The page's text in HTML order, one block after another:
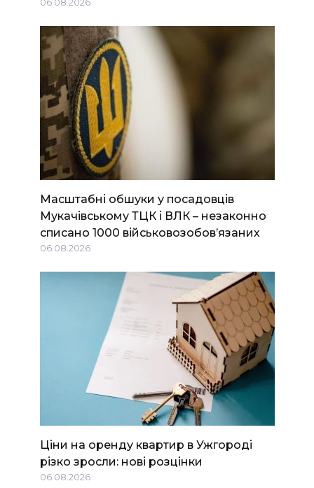
Масштабні обшуки у посадовців
Мукачівському ТЦК і ВЛК – незаконно
списано 1000 військовозобов’язаних
06.08.2026
Ціни на оренду квартир в Ужгороді
різко зросли: нові розцінки
06.08.2026